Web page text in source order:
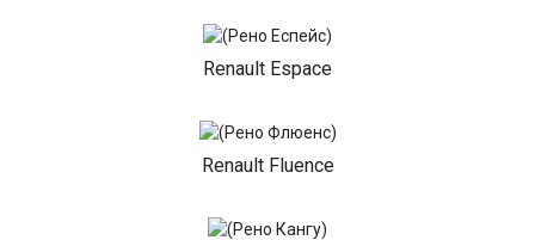
Renault Espace
Renault Fluence